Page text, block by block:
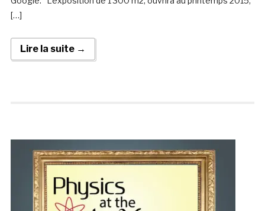
[…]
Lire la suite →